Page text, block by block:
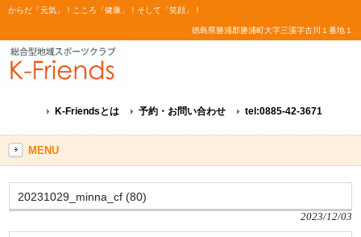
からだ「元気」！こころ「健康」！そして「笑顔」！
徳島県勝浦郡勝浦町大字三溪字古川１番地１
K-Friendsとは 予約・お問い合わせ tel:0885-42-3671
MENU
20231029_minna_cf (80)
2023/12/03